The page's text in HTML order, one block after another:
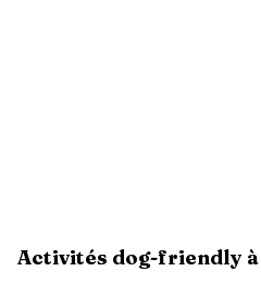
Activités dog-friendly